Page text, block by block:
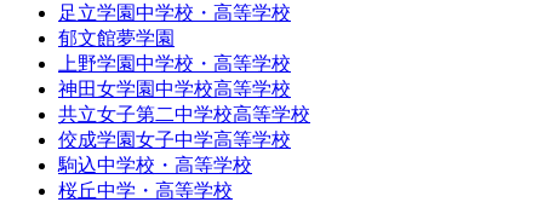
足立学園中学校・高等学校
郁文館夢学園
上野学園中学校・高等学校
神田女学園中学校高等学校
共立女子第二中学校高等学校
佼成学園女子中学高等学校
駒込中学校・高等学校
桜丘中学・高等学校